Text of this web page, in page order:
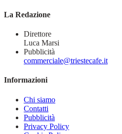
La Redazione
Direttore
Luca Marsi
Pubblicità
commerciale@triestecafe.it
Informazioni
Chi siamo
Contatti
Pubblicità
Privacy Policy